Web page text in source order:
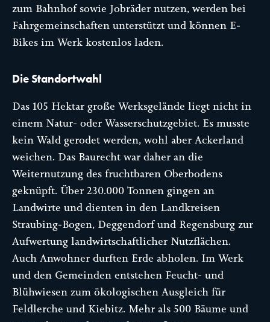
zum Bahnhof sowie Jobräder nutzen, werden bei
Fahrgemeinschaften unterstützt und können E-
Bikes im Werk kostenlos laden.
Die Standortwahl
Das 105 Hektar große Werksgelände liegt nicht in
einem Natur- oder Wasserschutzgebiet. Es musste
kein Wald gerodet werden, wohl aber Ackerland
weichen. Das Baurecht war daher an die
Weiternutzung des fruchtbaren Oberbodens
geknüpft. Über 230.000 Tonnen gingen an
Landwirte und dienten in den Landkreisen
Straubing-Bogen, Deggendorf und Regensburg zur
Aufwertung landwirtschaftlicher Nutzflächen.
Auch Anwohner durften Erde abholen. Im Werk
und den Gemeinden entstehen Feucht- und
Blühwiesen zum ökologischen Ausgleich für
Feldlerche und Kiebitz. Mehr als 500 Bäume und